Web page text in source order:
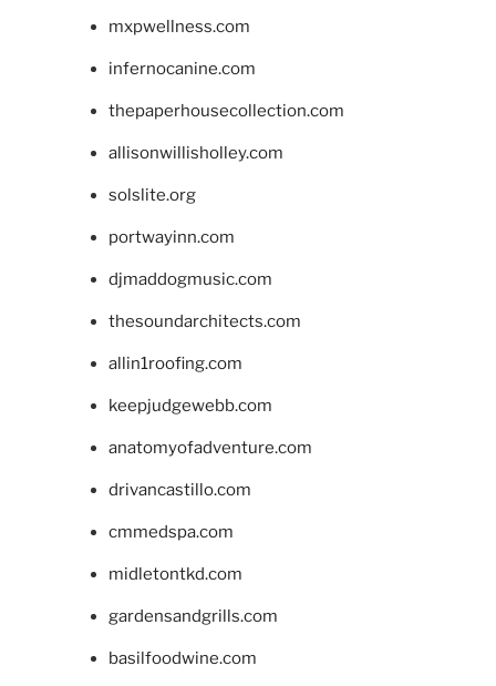
mxpwellness.com
infernocanine.com
thepaperhousecollection.com
allisonwillisholley.com
solslite.org
portwayinn.com
djmaddogmusic.com
thesoundarchitects.com
allin1roofing.com
keepjudgewebb.com
anatomyofadventure.com
drivancastillo.com
cmmedspa.com
midletontkd.com
gardensandgrills.com
basilfoodwine.com